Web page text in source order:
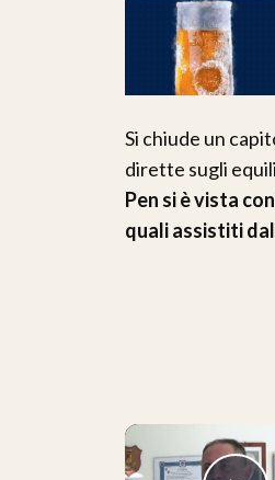
Si chiude un
dirette sugli
Pen si è vista
quali assistiti